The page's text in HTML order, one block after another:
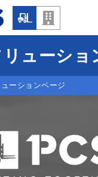
リューショ
ーションページ